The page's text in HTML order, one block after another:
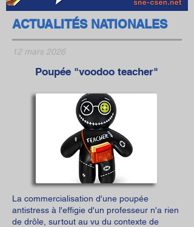
ACTUALITÉS NATIONALES
12 mars 2026
Poupée "voodoo teacher"
La commercialisation d'une poupée
antistress à l'effigie d'un professeur n'a rien
de drôle, surtout au vu du contexte de